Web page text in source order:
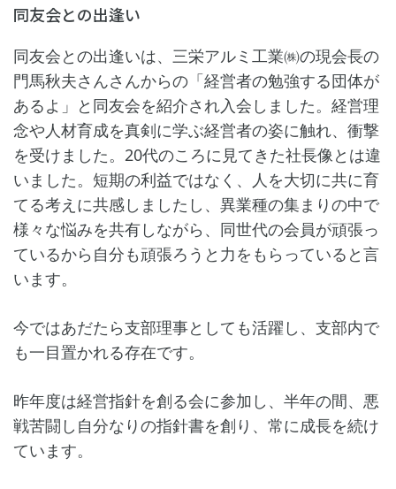
同友会との出逢い
同友会との出逢いは、三栄アルミ工業㈱の現会長の
門馬秋夫さんさんからの「経営者の勉強する団体が
あるよ」と同友会を紹介され入会しました。経営理
念や人材育成を真剣に学ぶ経営者の姿に触れ、衝撃
を受けました。20代のころに見てきた社長像とは違
いました。短期の利益ではなく、人を大切に共に育
てる考えに共感しましたし、異業種の集まりの中で
様々な悩みを共有しながら、同世代の会員が頑張っ
ているから自分も頑張ろうと力をもらっていると言
います。
今ではあだたら支部理事としても活躍し、支部内で
も一目置かれる存在です。
昨年度は経営指針を創る会に参加し、半年の間、悪
戦苦闘し自分なりの指針書を創り、常に成長を続け
ています。